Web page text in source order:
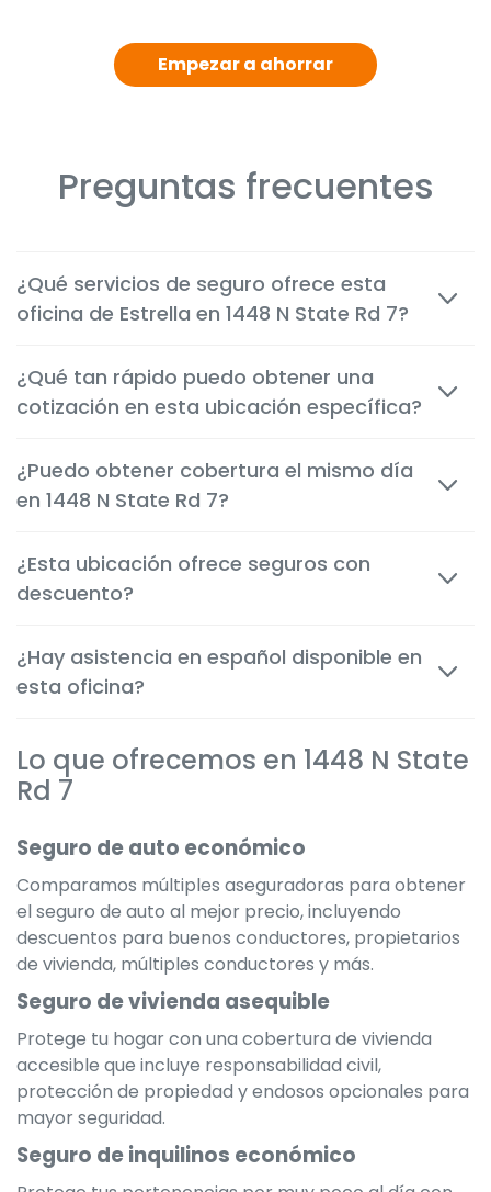
Empezar a ahorrar
Preguntas frecuentes
¿Qué servicios de seguro ofrece esta
oficina de Estrella en 1448 N State Rd 7?
inquilinos, motocicleta, comerciales, de vida y de
salud, adaptados a las necesidades de los clientes en
¿Qué tan rápido puedo obtener una
cotización en esta ubicación específica?
cuestión de minutos, tanto en persona como por
teléfono, o por internet para que puedas tomar
¿Puedo obtener cobertura el mismo día
en 1448 N State Rd 7?
suelen comenzar inmediatamente después de la
aprobación, brindándote protección instantánea.
¿Esta ubicación ofrece seguros con
descuento?
descuentos disponibles para obtener la tarifa más
económica posible según tu situación.
¿Hay asistencia en español disponible en
esta oficina?
servir mejor a la comunidad local y ofrecer una
experiencia clara y cómoda en el idioma que
Lo que ofrecemos en 1448 N State
Rd 7
Seguro de auto económico
Comparamos múltiples aseguradoras para obtener
el seguro de auto al mejor precio, incluyendo
descuentos para buenos conductores, propietarios
de vivienda, múltiples conductores y más.
Seguro de vivienda asequible
Protege tu hogar con una cobertura de vivienda
accesible que incluye responsabilidad civil,
protección de propiedad y endosos opcionales para
mayor seguridad.
Seguro de inquilinos económico